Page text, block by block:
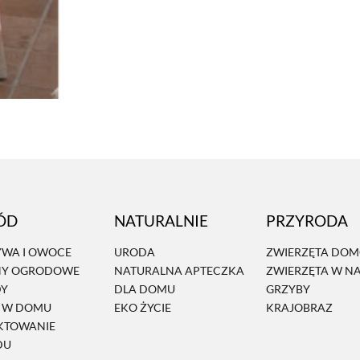
I OWOCE
OGRODOWE
W DOMU
NATURALNIE
URODA
NATURALNA APTECZKA
DLA DOMU
EKO ŻYCIE
PRZYRODA
ZWIERZĘTA
ZWIERZĘTA W
GRZYBY
KRAJOBRAZ